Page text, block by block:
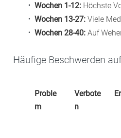
Wochen 1-12: Höchste
Wochen 13-27: Viele
Wochen 28-40: Auf
Häufige Beschwerden
Proble
m
Verbote
n